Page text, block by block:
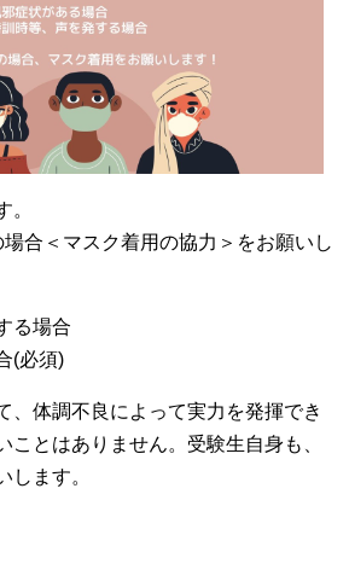
。
合＜マスク着用の協力＞をお願いし
る場合
(必須)
、体調不良によって実力を発揮でき
ことはありません。受験生自身も、
します。